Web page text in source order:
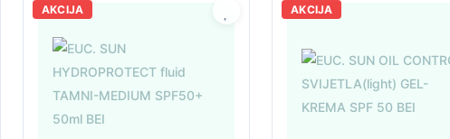
AKCIJA AKCIJA